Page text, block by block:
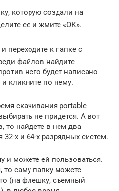
которую создали на
ее и жмите «ОК».
переходите к папке с
файлов найдите
него будет написано
кликните по нему.
скачивания portable
не придется. А вот
то найдете в нем два
х и 64-х разрядных систем.
и можете ей пользоваться.
то саму папку можете
(на флешку, съемный